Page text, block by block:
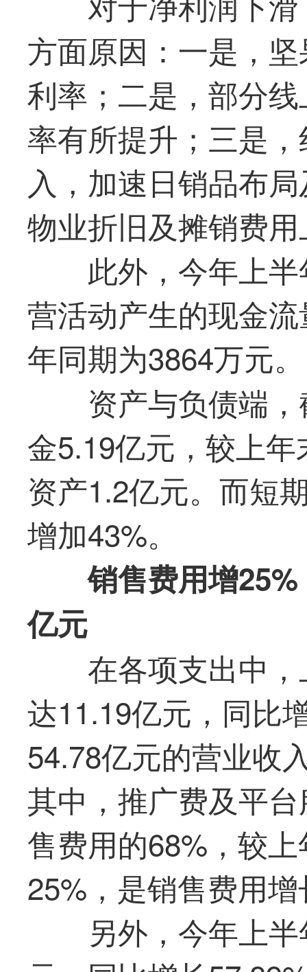
方面原因：一是，
利率；二是，部分
率有所提升；三是
入，加速日销品布
物业折旧及摊销费
此外，今年上
营活动产生的现金
年同期为3864万元。
资产与负债端
金5.19亿元，较上
资产1.2亿元。而短
增加43%。
销售费用增
亿元
在各项支出中
达11.19亿元，同比
54.78亿元的营业收
其中，推广费及平
售费用的68%，较
25%，是销售费用
另外，今年上